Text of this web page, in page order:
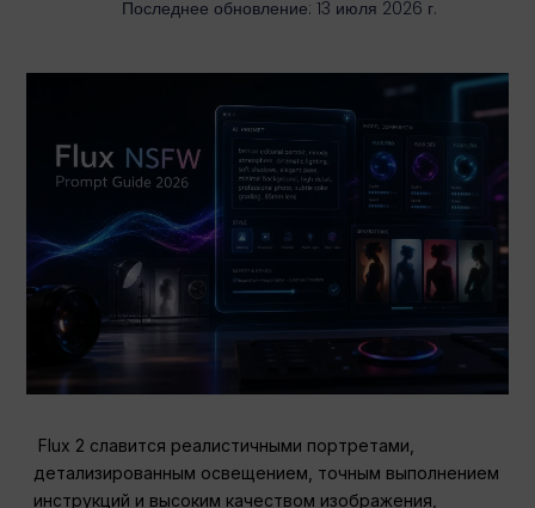
Последнее обновление: 13 июля 2026 г.
Flux 2 славится реалистичными портретами,
детализированным освещением, точным выполнением
инструкций и высоким качеством изображения,